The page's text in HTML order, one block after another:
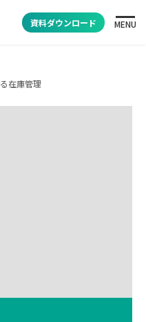
資料ダウンロード MENU
在庫管理